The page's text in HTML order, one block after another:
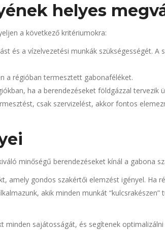
helyes
a következő kritériumokra:
és a vízelvezetési munkák szükségességét.
a régióban termesztett gabonaféléket.
ha a berendezéseket földgázzal tervezik
csak szervizelést, akkor fontos
minőségű berendezéseket kínál a gabona
amely gondos szakértői elemzést igényel. Ha
akik minden munkát
minden sajátosságát, és segítenek